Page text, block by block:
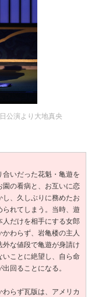
公演より大地真央
いだった花魁・亀遊を
の看病と、お互いに恋
、久しぶりに務めたお
れてしまう。当時、遊
だけを相手にする女郎
わらず、岩亀楼の主人
外な値段で亀遊が身請け
ことに絶望し、自ら命
回ることになる。
らず瓦版は、アメリカ